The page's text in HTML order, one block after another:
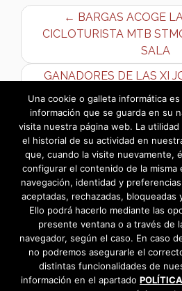
← BARGAS ACOGE
CICLOTURISTA MTB
SALA
GANADORES DE LAS XI
TAPA –
Una cookie o galleta informática
información que se guarda en su
visita nuestra página web. La
el historial de su actividad en
que, cuando la visite nuevamente,
configurar el contenido de la misma
navegación, identidad y
aceptadas, rechazadas, bloqueadas
Ello podrá hacerlo mediante las
presente ventana o a través de
navegador, según el caso. En caso
no podremos asegurarle el
distintas funcionalidades de
información en el apartado